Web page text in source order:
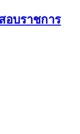
อบราชการ